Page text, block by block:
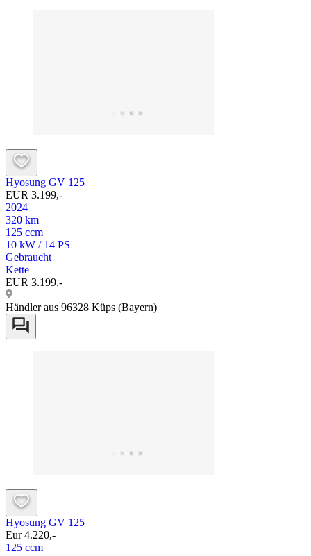
Hyosung GV 125
EUR 3.199,-
2024
320 km
125 ccm
10 kW / 14 PS
Gebraucht
Kette
EUR 3.199,-
Händler aus 96328 Küps (Bayern)
Hyosung GV 125
Eur 4.220,-
125 ccm